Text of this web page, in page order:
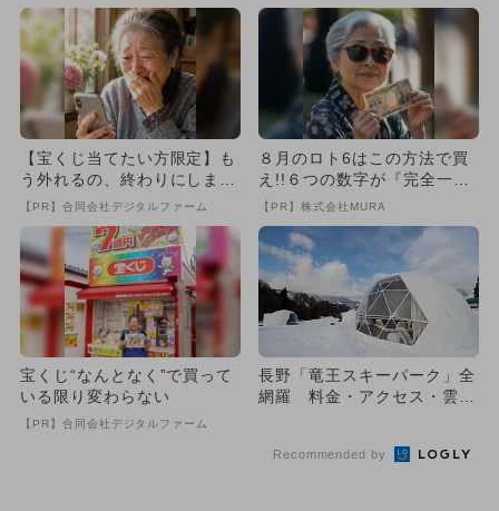
【宝くじ当てたい方限定】も
う外れるの、終わりにしませ
んか
【PR】合同会社デジタルファーム
８月のロト6はこの方法で買
え!!６つの数字が『完全一
致』する方法
【PR】株式会社MURA
宝くじ“なんとなく”で買って
いる限り変わらない
【PR】合同会社デジタルファーム
長野「竜王スキーパーク」全
網羅 料金・アクセス・雲
Recommended by